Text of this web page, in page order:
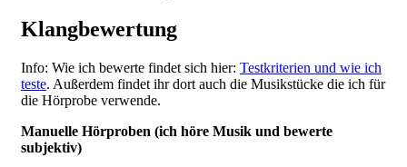
​Klangbewertung
Info: Wie ich bewerte findet sich hier: Testkriterien und wie ich
teste. Außerdem findet ihr dort auch die Musikstücke die ich für
die Hörprobe verwende.
Manuelle Hörproben (ich höre Musik und bewerte
subjektiv)​